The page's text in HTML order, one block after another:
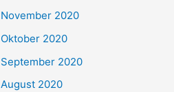
November 2020
Oktober 2020
September 2020
August 2020